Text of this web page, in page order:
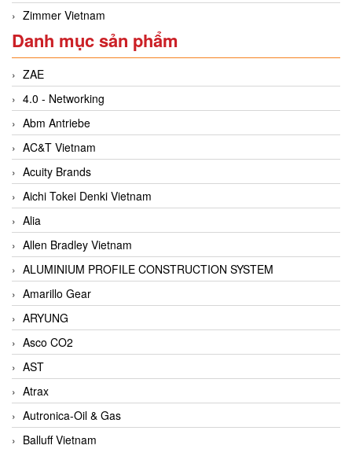
Zimmer Vietnam
Danh mục sản phẩm
ZAE
4.0 - Networking
Abm Antriebe
AC&T Vietnam
Acuity Brands
Aichi Tokei Denki Vietnam
Alia
Allen Bradley Vietnam
ALUMINIUM PROFILE CONSTRUCTION SYSTEM
Amarillo Gear
ARYUNG
Asco CO2
AST
Atrax
Autronica-Oil & Gas
Balluff Vietnam